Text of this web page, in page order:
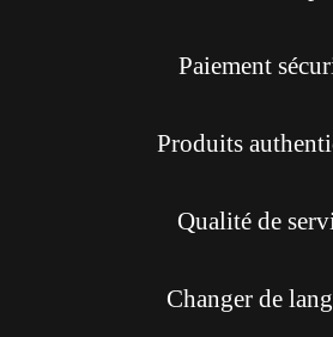
Paiement
Produits
Qualité de
Changer de